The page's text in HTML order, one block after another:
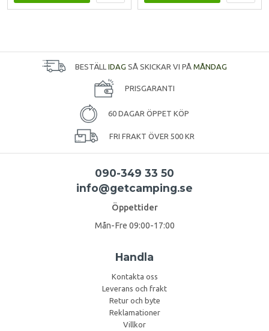
BESTÄLL IDAG SÅ SKICKAR VI PÅ MÅNDAG
PRISGARANTI
60 DAGAR ÖPPET KÖP
FRI FRAKT ÖVER 500 KR
090-349 33 50
info@getcamping.se
Öppettider
Mån-Fre 09:00-17:00
Handla
Kontakta oss
Leverans och frakt
Retur och byte
Reklamationer
Villkor